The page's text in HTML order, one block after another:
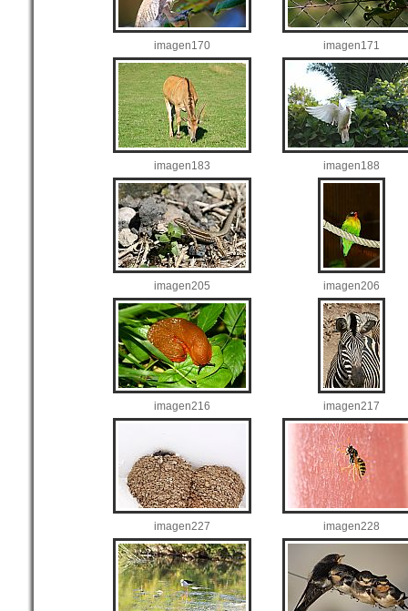
imagen170 imagen171
imagen183 imagen188
imagen205 imagen206
imagen216 imagen217
imagen227 imagen228